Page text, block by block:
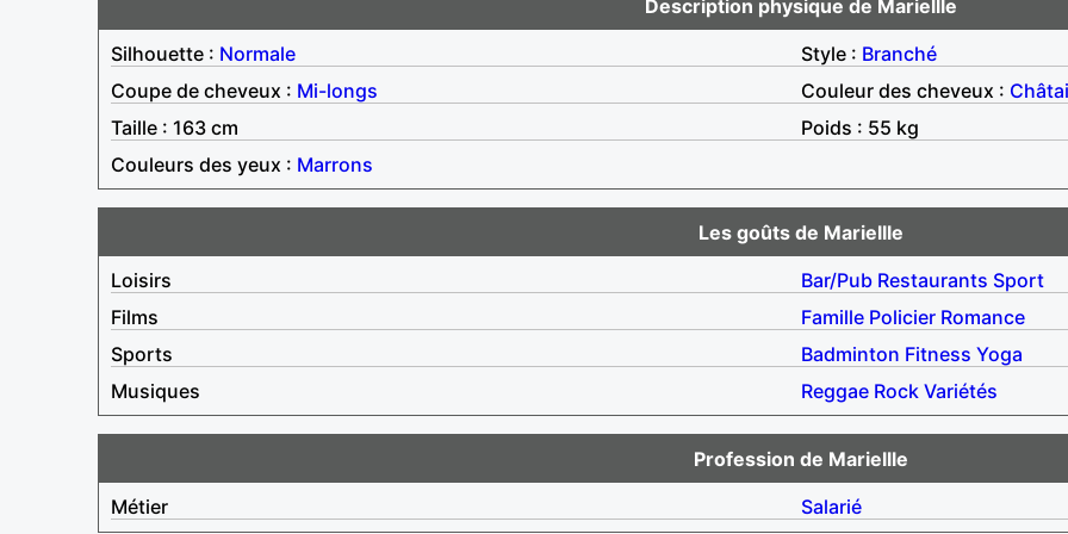
Description physique de Mariellle
Silhouette : Normale Style : Branché
Coupe de cheveux : Mi-longs Couleur des cheveux :
Taille : 163 cm
Poids : 55 kg
Couleurs des yeux : Marrons
Les goûts de Mariellle
Loisirs
Bar/Pub Restaurants Sport
Films
Famille Policier Romance
Sports
Badminton Fitness Yoga
Musiques
Reggae Rock Variétés
Profession de Mariellle
Métier
Salarié